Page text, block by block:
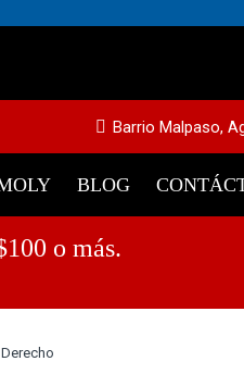
Barrio Malpaso,
BLOG
o más.